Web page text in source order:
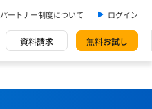
パートナー制度について ログイン
資料請求 無料お試し